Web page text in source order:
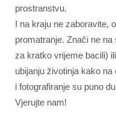
prostranstvu.
I na kraju ne zaboravite,
promatranje. Znači ne
za kratko vrijeme bacili)
ubijanju životinja kako
i fotografiranje su puno
Vjerujte nam!